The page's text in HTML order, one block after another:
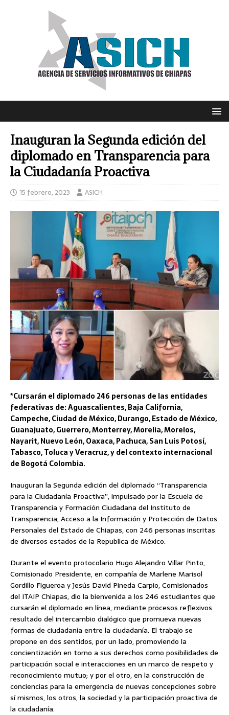
Inauguran la Segunda edición del
diplomado en Transparencia para
la Ciudadanía Proactiva
15 febrero, 2023 ASICH
*Cursarán el diplomado 246 personas de las entidades
federativas de: Aguascalientes, Baja California,
Campeche, Ciudad de México, Durango, Estado de México,
Guanajuato, Guerrero, Monterrey, Morelia, Morelos,
Nayarit, Nuevo León, Oaxaca, Pachuca, San Luis Potosí,
Tabasco, Toluca y Veracruz, y del contexto internacional
de Bogotá Colombia.
Inauguran la Segunda edición del diplomado “Transparencia
para la Ciudadanía Proactiva”, impulsado por la Escuela de
Transparencia y Formación Ciudadana del Instituto de
Transparencia, Acceso a la Información y Protección de Datos
Personales del Estado de Chiapas, con 246 personas inscritas
de diversos estados de la Republica de México.
Durante el evento protocolario Hugo Alejandro Villar Pinto,
Comisionado Presidente, en compañía de Marlene Marisol
Gordillo Figueroa y Jesús David Pineda Carpio, Comisionados
del ITAIP Chiapas, dio la bienvenida a los 246 estudiantes que
cursarán el diplomado en línea, mediante procesos reflexivos
resultado del intercambio dialógico que promueva nuevas
formas de ciudadanía entre la ciudadanía. El trabajo se
propone en dos sentidos, por un lado, promoviendo la
concientización en torno a sus derechos como posibilidades de
participación social e interacciones en un marco de respeto y
reconocimiento mutuo; y por el otro, en la construcción de
conciencias para la emergencia de nuevas concepciones sobre
sí mismos, los otros, la sociedad y la participación proactiva de
la ciudadanía.